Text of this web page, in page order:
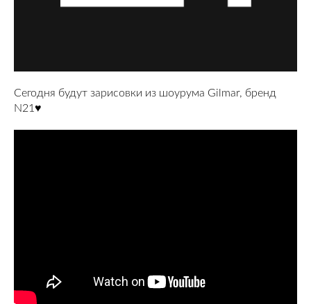
Сегодня будут зарисовки из шоурума Gilmar, бренд
N21♥